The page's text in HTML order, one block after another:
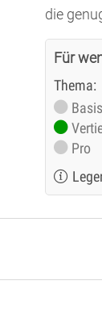
die
Für
Thema:
Basis
Pro